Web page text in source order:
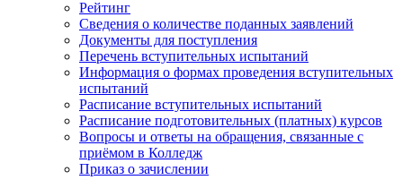
Рейтинг
Сведения о количестве поданных заявлений
Документы для поступления
Перечень вступительных испытаний
Информация о формах проведения вступительных
испытаний
Расписание вступительных испытаний
Расписание подготовительных (платных) курсов
Вопросы и ответы на обращения, связанные с
приёмом в Колледж
Приказ о зачислении